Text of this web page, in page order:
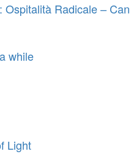
Ospitalità Radicale – Can
while
Light